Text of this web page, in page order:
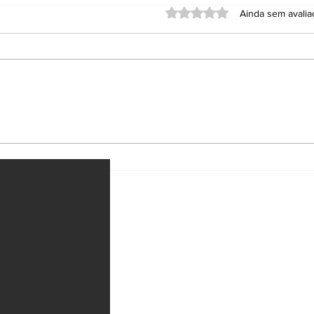
na Bahia
Avaliado com 0 de 5
Ainda sem